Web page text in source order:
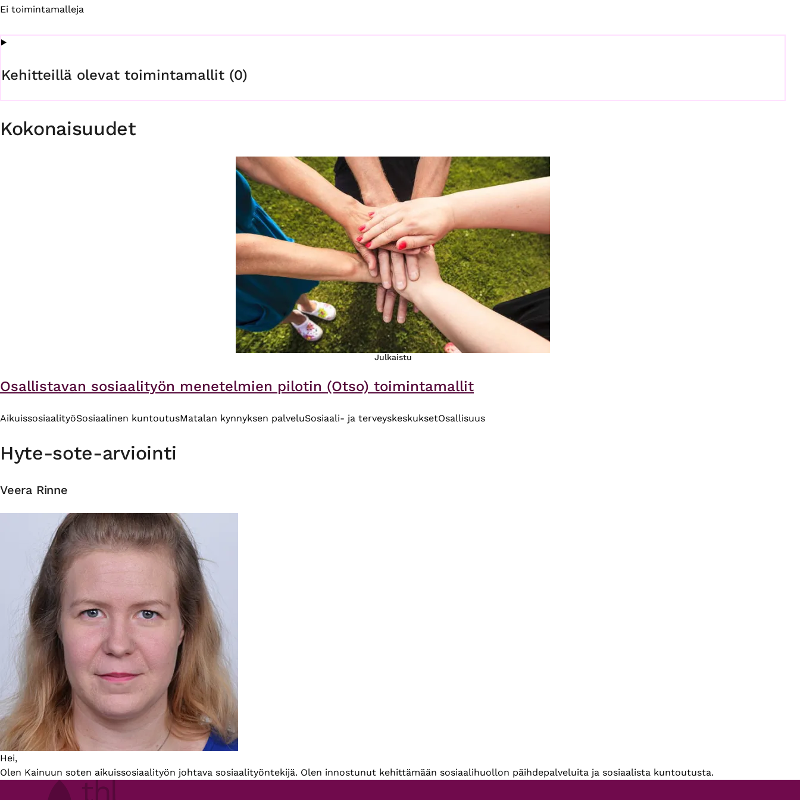
Ei toimintamalleja
Kehitteillä olevat toimintamallit (0)
Kokonaisuudet
Julkaistu
Osallistavan sosiaalityön menetelmien pilotin (Otso) toimintamallit
AikuissosiaalityöSosiaalinen kuntoutusMatalan kynnyksen palveluSosiaali- ja terveyskeskuksetOsallisuus
Hyte-sote-arviointi
Veera Rinne
Esittelyteksti
Hei,
Olen Kainuun soten aikuissosiaalityön johtava sosiaalityöntekijä. Olen innostunut kehittämään sosiaalihuollon päihdepalveluita ja sosiaalista kuntoutusta.